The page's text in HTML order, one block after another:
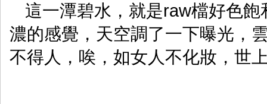
這一潭碧水，就是raw檔好色
濃的感覺，天空調了一下曝光，
不得人，唉，如女人不化妝，世